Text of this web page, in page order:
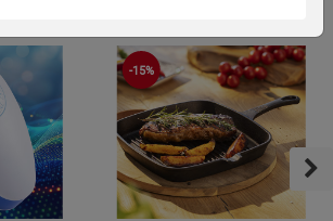
-15%
für die Gruppe
Einstellungen speichern für die Gruppe
speichern für die Gruppe
nicht erteilen